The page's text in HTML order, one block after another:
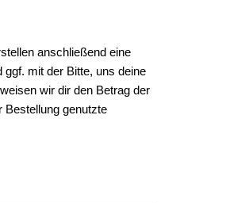
anschließend eine
mit der Bitte, uns deine
wir dir den Betrag der